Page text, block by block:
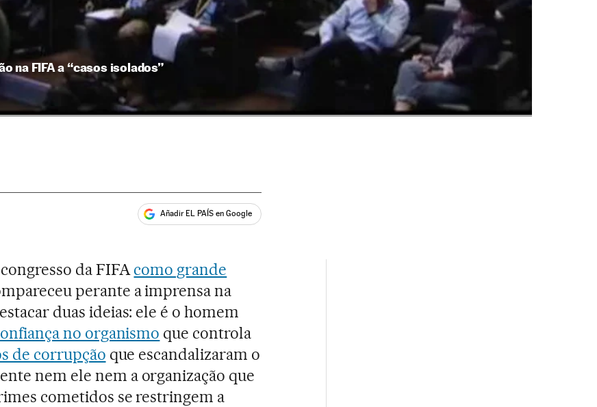
na FIFA a “casos isolados”
Añadir EL PAÍS en Google
da FIFAcomo grande
perante a imprensa na
duas ideias: ele é o homem
no organismo que controla
de corrupção que escandalizaram o
nem ele nem a organização que
cometidos se restringem a